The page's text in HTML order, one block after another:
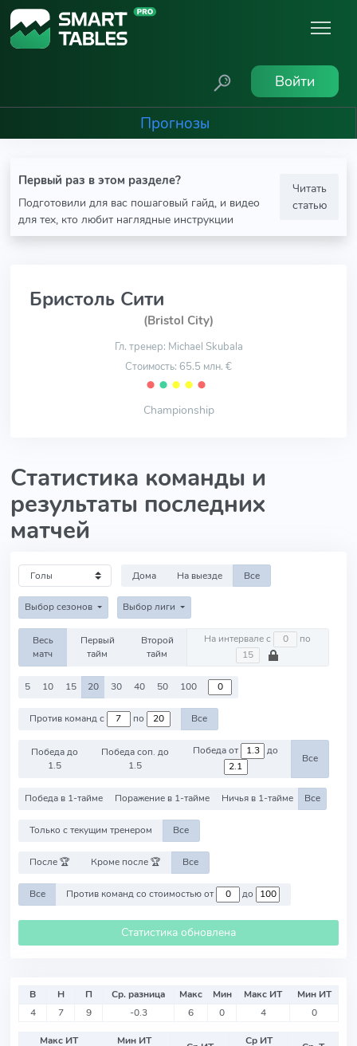
Войти
Прогнозы
Первый раз в этом разделе?
Подготовили для вас пошаговый гайд, и видео
для тех, кто любит наглядные инструкции
Читать
статью
Бристоль Сити
(Bristol City)
Гл. тренер: Michael Skubala
Стоимость: 65.5 млн. €
⬤ ⬤ ⬤ ⬤ ⬤
Championship
Статистика команды и
результаты последних
матчей
Дома На выезде Все
Выбор сезонов Выбор лиги
Весь
матч
Первый
тайм
Второй
тайм
На интервале с по
5 10 15 20 30 40 50 100
Против команд с по Все
Победа до
1.5
Победа соп. до
1.5
Победа от до
Все
Победа в 1-тайме Поражение в 1-тайме Ничья в 1-тайме Все
Только с текущим тренером Все
После 🏆 Кроме после 🏆 Все
Все Против команд со стоимостью от до
Статистика обновлена
В Н П Ср. разница Макс Мин Макс ИТ
Мин ИТ
4
7 9 -0.3 6 0 4 0
Макс ИТ
Мин ИТ
Ср ИТ